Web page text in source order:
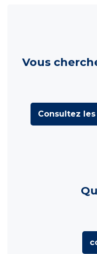
Vous
Consultez